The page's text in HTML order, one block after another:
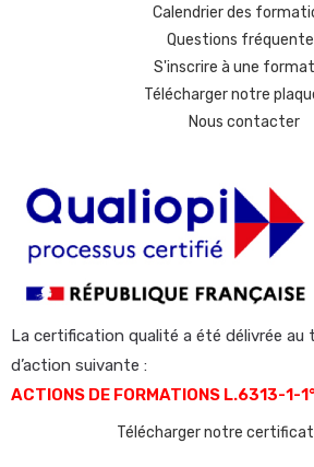
Calendrier des
Questions
S'inscrire à une
Télécharger notre
Nous contacter
La certification qualité a été délivrée au
d’action suivante :
ACTIONS DE FORMATIONS L.6313-1-1°
Télécharger notre certificat